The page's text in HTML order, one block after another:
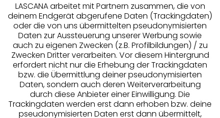
Services
Beratung
LASCANA arbeitet mit Partnern zusammen, die von
deinem Endgerät abgerufene Daten (Trackingdaten)
oder die von uns übermittelten pseudonymisierten
Daten zur Aussteuerung unserer Werbung sowie
auch zu eigenen Zwecken (z.B. Profilbildungen) / zu
Zwecken Dritter verarbeiten. Vor diesem Hintergrund
erfordert nicht nur die Erhebung der Trackingdaten
bzw. die Übermittlung deiner pseudonymisierten
Daten, sondern auch deren Weiterverarbeitung
durch diese Anbieter einer Einwilligung. Die
Trackingdaten werden erst dann erhoben bzw. deine
pseudonymisierten Daten erst dann übermittelt,